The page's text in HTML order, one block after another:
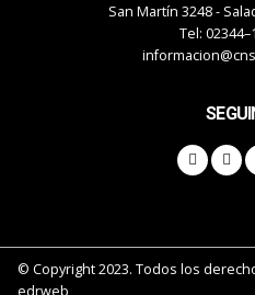
San Martín 3248 -
Tel:
© Copyright 2023. Todos los
edrweb